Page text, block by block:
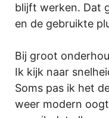
blijft werken. Dat
en de gebruikte
Bij groot
Ik kijk naar
Soms pas ik het
weer modern